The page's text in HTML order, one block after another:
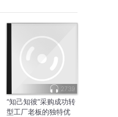
2739
“知己知彼”采购成功转
型工厂老板的独特优